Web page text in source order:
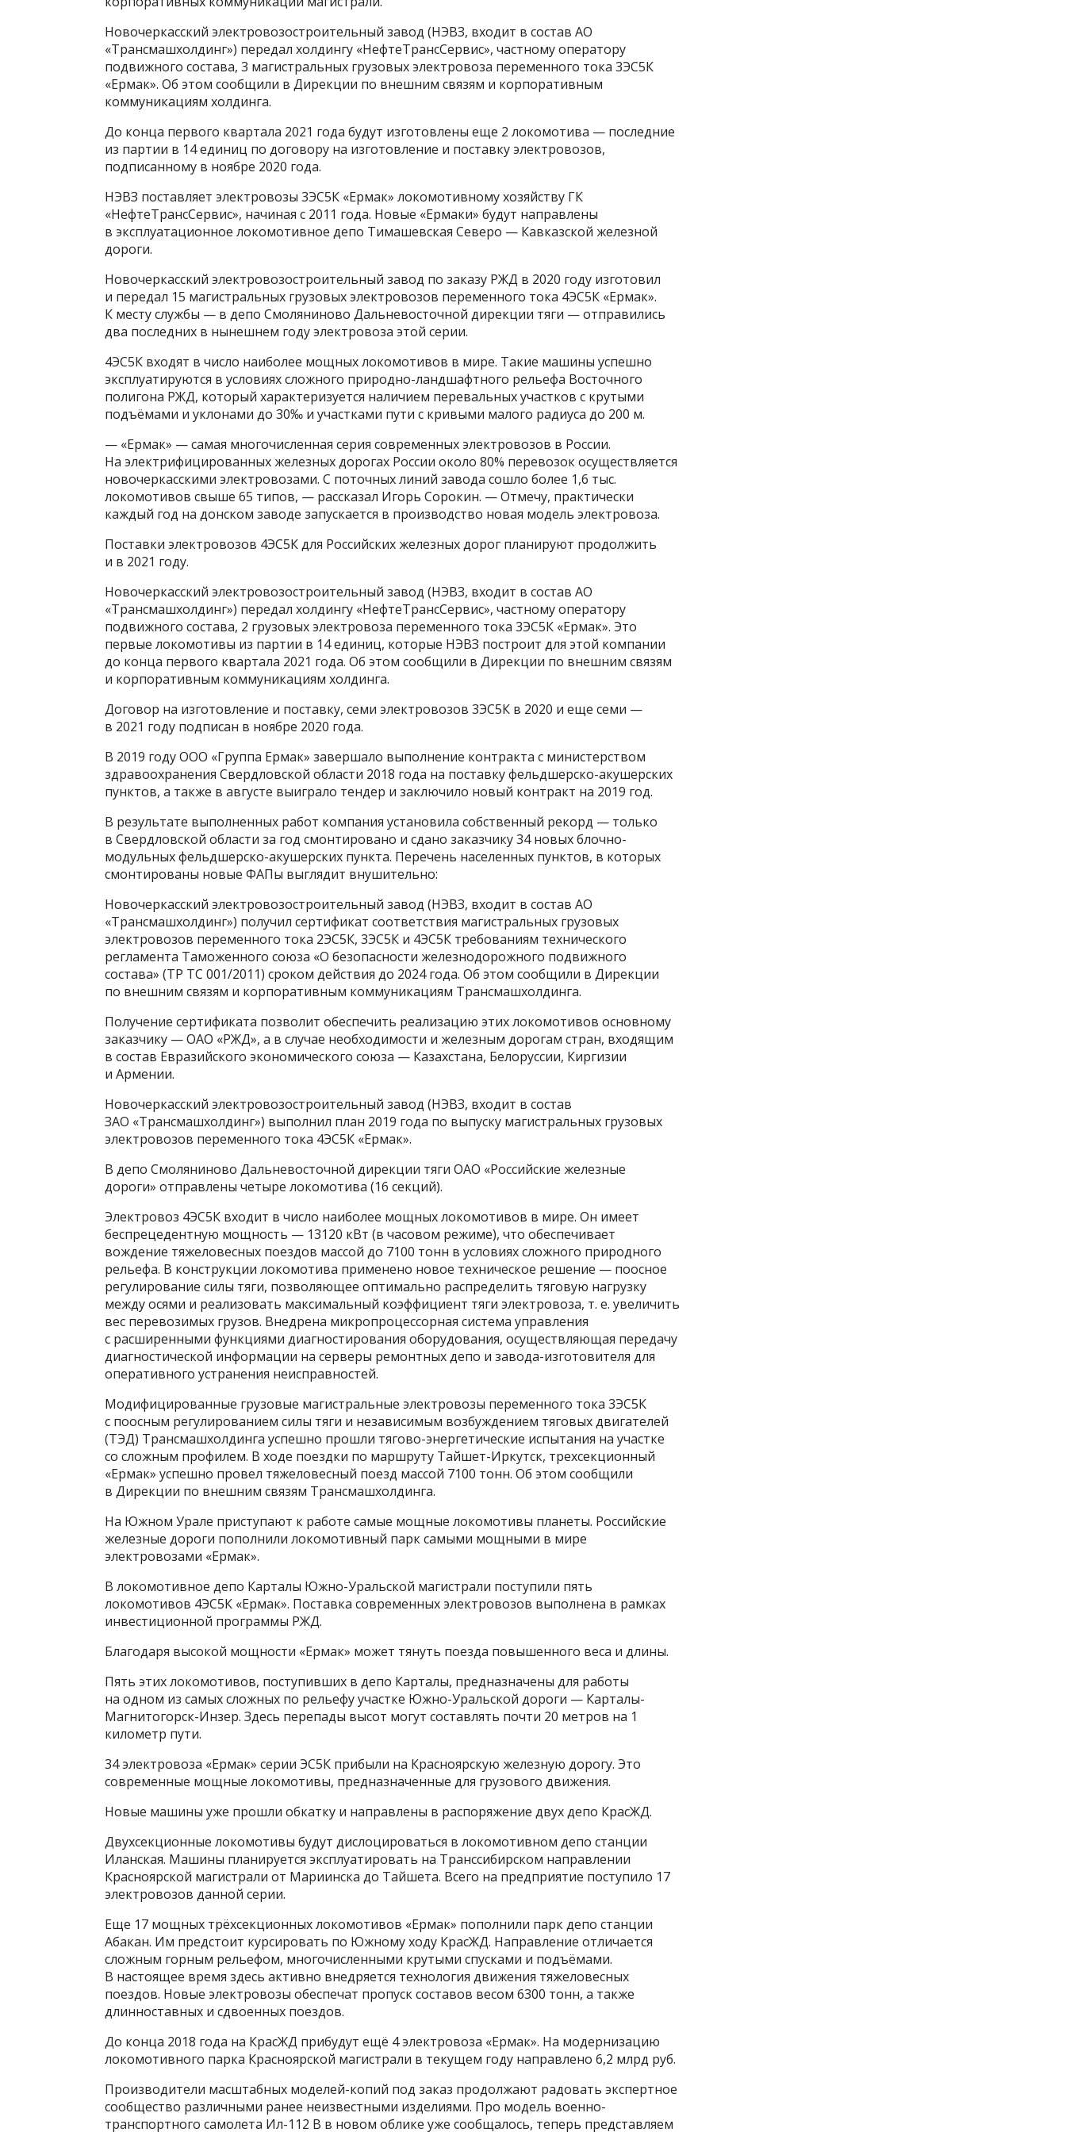
Новочеркасский электровозостроительный завод (НЭВЗ, входит в состав АО
«Трансмашхолдинг») передал холдингу «НефтеТрансСервис», частному оператору
подвижного состава, 3 магистральных грузовых электровоза переменного тока 3ЭС5К
«Ермак». Об этом сообщили в Дирекции по внешним связям и корпоративным
коммуникациям холдинга.
До конца первого квартала 2021 года будут изготовлены еще 2 локомотива — последние
из партии в 14 единиц по договору на изготовление и поставку электровозов,
подписанному в ноябре 2020 года.
НЭВЗ поставляет электровозы 3ЭС5К «Ермак» локомотивному хозяйству ГК
«НефтеТрансСервис», начиная с 2011 года. Новые «Ермаки» будут направлены
в эксплуатационное локомотивное депо Тимашевская Северо — Кавказской железной
дороги.
Новочеркасский электровозостроительный завод по заказу РЖД в 2020 году изготовил
и передал 15 магистральных грузовых электровозов переменного тока 4ЭС5К «Ермак».
К месту службы — в депо Смоляниново Дальневосточной дирекции тяги — отправились
два последних в нынешнем году электровоза этой серии.
4ЭС5К входят в число наиболее мощных локомотивов в мире. Такие машины успешно
эксплуатируются в условиях сложного природно-ландшафтного рельефа Восточного
полигона РЖД, который характеризуется наличием перевальных участков с крутыми
подъёмами и уклонами до 30‰ и участками пути с кривыми малого радиуса до 200 м.
— «Ермак» — самая многочисленная серия современных электровозов в России.
На электрифицированных железных дорогах России около 80% перевозок осуществляется
новочеркасскими электровозами. С поточных линий завода сошло более 1,6 тыс.
локомотивов свыше 65 типов, — рассказал Игорь Сорокин. — Отмечу, практически
каждый год на донском заводе запускается в производство новая модель электровоза.
Поставки электровозов 4ЭС5К для Российских железных дорог планируют продолжить
и в 2021 году.
Новочеркасский электровозостроительный завод (НЭВЗ, входит в состав АО
«Трансмашхолдинг») передал холдингу «НефтеТрансСервис», частному оператору
подвижного состава, 2 грузовых электровоза переменного тока 3ЭС5К «Ермак». Это
первые локомотивы из партии в 14 единиц, которые НЭВЗ построит для этой компании
до конца первого квартала 2021 года. Об этом сообщили в Дирекции по внешним связям
и корпоративным коммуникациям холдинга.
Договор на изготовление и поставку, семи электровозов 3ЭС5К в 2020 и еще семи —
в 2021 году подписан в ноябре 2020 года.
В 2019 году ООО «Группа Ермак» завершало выполнение контракта с министерством
здравоохранения Свердловской области 2018 года на поставку фельдшерско-акушерских
пунктов, а также в августе выиграло тендер и заключило новый контракт на 2019 год.
В результате выполненных работ компания установила собственный рекорд — только
в Свердловской области за год смонтировано и сдано заказчику 34 новых блочно-
модульных фельдшерско-акушерских пункта. Перечень населенных пунктов, в которых
смонтированы новые ФАПы выглядит внушительно:
Новочеркасский электровозостроительный завод (НЭВЗ, входит в состав АО
«Трансмашхолдинг») получил сертификат соответствия магистральных грузовых
электровозов переменного тока 2ЭС5К, 3ЭС5К и 4ЭС5К требованиям технического
регламента Таможенного союза «О безопасности железнодорожного подвижного
состава» (ТР ТС 001/2011) сроком действия до 2024 года. Об этом сообщили в Дирекции
по внешним связям и корпоративным коммуникациям Трансмашхолдинга.
Получение сертификата позволит обеспечить реализацию этих локомотивов основному
заказчику — ОАО «РЖД», а в случае необходимости и железным дорогам стран, входящим
в состав Евразийского экономического союза — Казахстана, Белоруссии, Киргизии
и Армении.
Новочеркасский электровозостроительный завод (НЭВЗ, входит в состав
ЗАО «Трансмашхолдинг») выполнил план 2019 года по выпуску магистральных грузовых
электровозов переменного тока 4ЭС5К «Ермак».
В депо Смоляниново Дальневосточной дирекции тяги ОАО «Российские железные
дороги» отправлены четыре локомотива (16 секций).
Электровоз 4ЭС5К входит в число наиболее мощных локомотивов в мире. Он имеет
беспрецедентную мощность — 13120 кВт (в часовом режиме), что обеспечивает
вождение тяжеловесных поездов массой до 7100 тонн в условиях сложного природного
рельефа. В конструкции локомотива применено новое техническое решение — поосное
регулирование силы тяги, позволяющее оптимально распределить тяговую нагрузку
между осями и реализовать максимальный коэффициент тяги электровоза, т. е. увеличить
вес перевозимых грузов. Внедрена микропроцессорная система управления
с расширенными функциями диагностирования оборудования, осуществляющая передачу
диагностической информации на серверы ремонтных депо и завода-изготовителя для
оперативного устранения неисправностей.
Модифицированные грузовые магистральные электровозы переменного тока 3ЭС5К
с поосным регулированием силы тяги и независимым возбуждением тяговых двигателей
(ТЭД) Трансмашхолдинга успешно прошли тягово-энергетические испытания на участке
со сложным профилем. В ходе поездки по маршруту Тайшет-Иркутск, трехсекционный
«Ермак» успешно провел тяжеловесный поезд массой 7100 тонн. Об этом сообщили
в Дирекции по внешним связям Трансмашхолдинга.
На Южном Урале приступают к работе самые мощные локомотивы планеты. Российские
железные дороги пополнили локомотивный парк самыми мощными в мире
электровозами «Ермак».
В локомотивное депо Карталы Южно-Уральской магистрали поступили пять
локомотивов 4ЭС5К «Ермак». Поставка современных электровозов выполнена в рамках
инвестиционной программы РЖД.
Благодаря высокой мощности «Ермак» может тянуть поезда повышенного веса и длины.
Пять этих локомотивов, поступивших в депо Карталы, предназначены для работы
на одном из самых сложных по рельефу участке Южно-Уральской дороги — Карталы-
Магнитогорск-Инзер. Здесь перепады высот могут составлять почти 20 метров на 1
километр пути.
34 электровоза «Ермак» серии ЭС5К прибыли на Красноярскую железную дорогу. Это
современные мощные локомотивы, предназначенные для грузового движения.
Новые машины уже прошли обкатку и направлены в распоряжение двух депо КрасЖД.
Двухсекционные локомотивы будут дислоцироваться в локомотивном депо станции
Иланская. Машины планируется эксплуатировать на Транссибирском направлении
Красноярской магистрали от Мариинска до Тайшета. Всего на предприятие поступило 17
электровозов данной серии.
Еще 17 мощных трёхсекционных локомотивов «Ермак» пополнили парк депо станции
Абакан. Им предстоит курсировать по Южному ходу КрасЖД. Направление отличается
сложным горным рельефом, многочисленными крутыми спусками и подъёмами.
В настоящее время здесь активно внедряется технология движения тяжеловесных
поездов. Новые электровозы обеспечат пропуск составов весом 6300 тонн, а также
длинноставных и сдвоенных поездов.
До конца 2018 года на КрасЖД прибудут ещё 4 электровоза «Ермак». На модернизацию
локомотивного парка Красноярской магистрали в текущем году направлено 6,2 млрд руб.
Производители масштабных моделей-копий под заказ продолжают радовать экспертное
сообщество различными ранее неизвестными изделиями. Про модель военно-
транспортного самолета Ил-112 В в новом облике уже сообщалось, теперь представляем